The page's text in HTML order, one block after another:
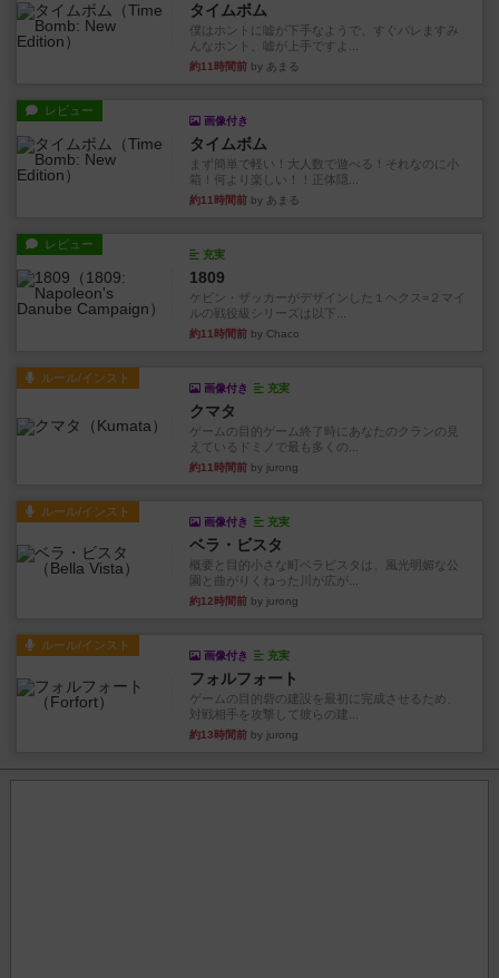
タイムボム
僕はホントに嘘が下手なようで、すぐバレますみ
んなホント、嘘が上手ですよ...
約11時間前 by あまる
レビュー
画像付き
タイムボム
まず簡単で軽い！大人数で遊べる！それなのに小
箱！何より楽しい！！正体隠...
約11時間前 by あまる
レビュー
充実
1809
ケビン・ザッカーがデザインした１ヘクス=２マイ
ルの戦役級シリーズは以下...
約11時間前 by Chaco
ルール/インスト
画像付き 充実
クマタ
ゲームの目的ゲーム終了時にあなたのクランの見
えているドミノで最も多くの...
約11時間前 by jurong
ルール/インスト
画像付き 充実
ベラ・ビスタ
概要と目的小さな町ベラビスタは、風光明媚な公
園と曲がりくねった川が広が...
約12時間前 by jurong
ルール/インスト
画像付き 充実
フォルフォート
ゲームの目的砦の建設を最初に完成させるため、
対戦相手を攻撃して彼らの建...
約13時間前 by jurong